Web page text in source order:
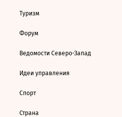
Туризм
Форум
Ведомости Северо-Запад
Идеи управления
Спорт
Страна